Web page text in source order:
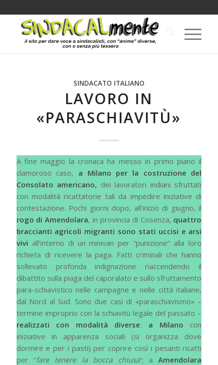
SINDACATO ITALIANO
LAVORO IN
«PARASCHIAVITÙ»
A fine maggio la cronaca ha messo in primo piano il
clamoroso caso, a Milano per la costruzione del
Consolato americano, dei lavoratori indiani sfruttati
con modalità ricattatorie tali da impedire iniziative di
contestazione. Pochi giorni dopo, all’inizio di giugno, il
rogo di Amendolara, in provincia di Cosenza, quattro
braccianti agricoli migranti sono stati uccisi e arsi
vivi all’interno di un minivan per “punizione” alla loro
richieta di ricevere la paga. Fatti criminali che hanno
sollevato profonda indignazione riaccendendo il
dibattito sulla piaga del caporalato e sullo sfruttamento
para-schiavistico nelle campagne e nelle città italiane,
dal Nord al Sud. Sono due casi di «paraschiavismo» –
termine improprio con la schiavitù legale del passato –
realizzati con modalità diverse: a Milano con
iniziative in apparenza sociali (si organizza dove
dormire e per i pasti) per coprire così i pesanti ricatti
per “fare tenere la bocca chiusa“; aAmendolara